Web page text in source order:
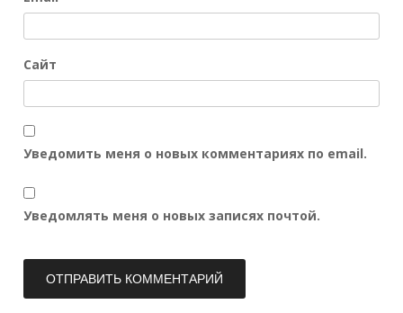
Сайт
Уведомить меня о новых комментариях по email.
Уведомлять меня о новых записях почтой.